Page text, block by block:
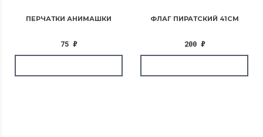
ПЕРЧАТКИ АНИМАШКИ
75 ₽
ФЛАГ ПИРАТСКИЙ 41СМ
200 ₽